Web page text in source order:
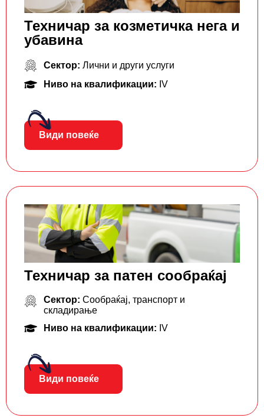
Техничар за козметичка нега и
убавина
Сектор: Лични и други услуги
Ниво на квалификации: IV
Види повеќе
Техничар за патен сообраќај
Сектор: Сообраќај, транспорт и
складирање
Ниво на квалификации: IV
Види повеќе